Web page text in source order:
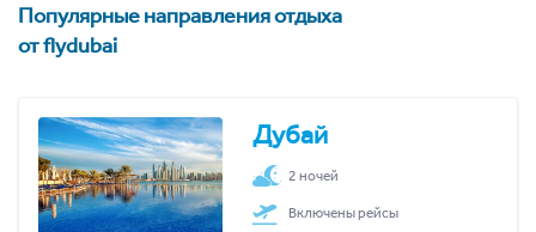
Популярные направления отдыха
от flydubai
Дубай
2 ночей
Включены рейсы